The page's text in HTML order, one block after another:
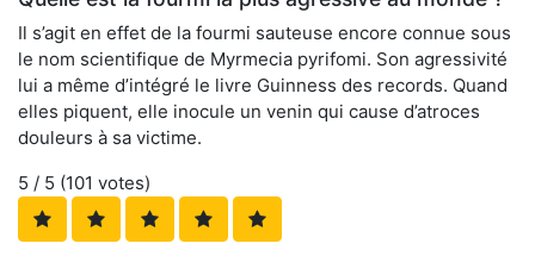
Il s’agit en effet de la fourmi sauteuse encore connue sous
le nom scientifique de Myrmecia pyrifomi. Son agressivité
lui a même d’intégré le livre Guinness des records. Quand
elles piquent, elle inocule un venin qui cause d’atroces
douleurs à sa victime.
5 / 5 (101 votes)